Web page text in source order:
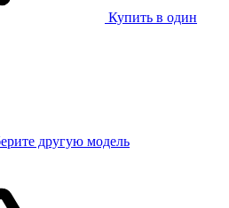
Купить в один
другую модель